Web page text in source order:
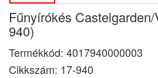
Fűnyírókés
940)
Termékkód: 4017940000003
Cikkszám: 17-940